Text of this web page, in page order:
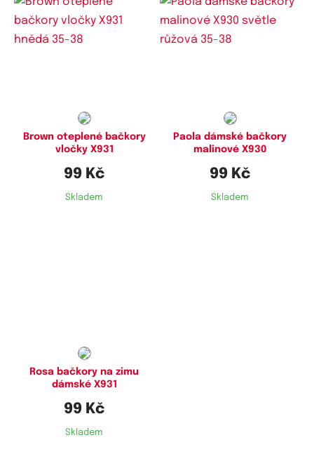
Brown oteplené bačkory
vločky X931
99 Kč
Skladem
Paola dámské bačkory
malinové X930
99 Kč
Skladem
Rosa bačkory na zimu
dámské X931
99 Kč
Skladem